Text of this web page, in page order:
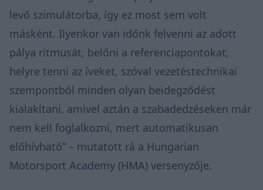
levő szimulátorba, így ez most sem volt
másként. Ilyenkor van időnk felvenni az adott
pálya ritmusát, belőni a referenciapontokat,
helyre tenni az íveket, szóval vezetéstechnikai
szempontból minden olyan beidegződést
kialakítani, amivel aztán a szabadedzéseken már
nem kell foglalkozni, mert automatikusan
előhívható” – mutatott rá a Hungarian
Motorsport Academy (HMA) versenyzője.